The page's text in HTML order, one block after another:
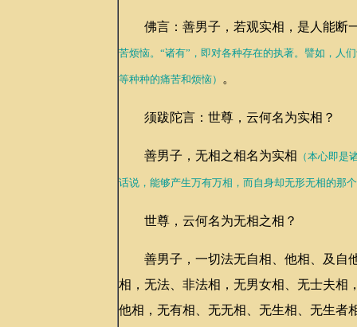
佛言：善男子，若观实相，是人能断
苦烦恼。“诸有”，即对各种存在的执著。譬如，人
等种种的痛苦和烦恼） 。
须跋陀言：世尊，云何名为实相？
善男子，无相之相名为实相 （本心即
话说，能够产生万有万相，而自身却无形无相的那
世尊，云何名为无相之相？
善男子，一切法无自相、他相、及自
相，无法、非法相，无男女相、无士夫相
他相，无有相、无无相、无生相、无生者